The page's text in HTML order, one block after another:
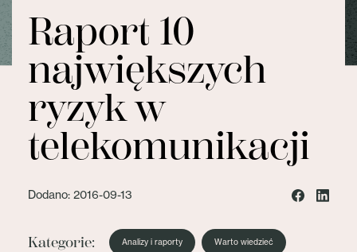
Raport 10
największych
ryzyk w
telekomunikacji
Dodano: 2016-09-13
Kategorie: Analizy i raporty Warto wiedzieć